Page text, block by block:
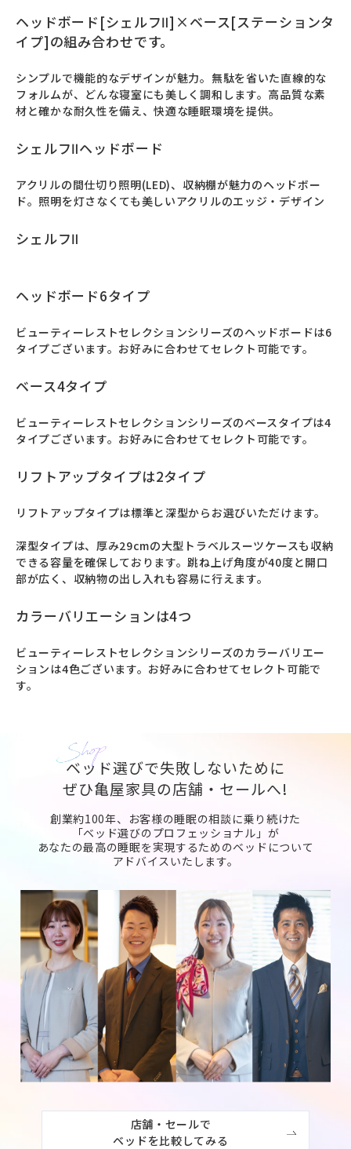
ヘッドボード[シェルフⅡ]×ベース[ステーションタ
イプ]の組み合わせです。
シンプルで機能的なデザインが魅力。無駄を省いた直線的な
フォルムが、どんな寝室にも美しく調和します。高品質な素
材と確かな耐久性を備え、快適な睡眠環境を提供。
シェルフⅡヘッドボード
アクリルの間仕切り照明(LED)、収納棚が魅力のヘッドボー
ド。照明を灯さなくても美しいアクリルのエッジ・デザイン
シェルフⅡ
ヘッドボード6タイプ
ビューティーレストセレクションシリーズのヘッドボードは6
タイプございます。お好みに合わせてセレクト可能です。
ベース4タイプ
ビューティーレストセレクションシリーズのベースタイプは4
タイプございます。お好みに合わせてセレクト可能です。
リフトアップタイプは2タイプ
リフトアップタイプは標準と深型からお選びいただけます。
深型タイプは、厚み29cmの大型トラベルスーツケースも収納
できる容量を確保しております。跳ね上げ角度が40度と開口
部が広く、収納物の出し入れも容易に行えます。
カラーバリエーションは4つ
ビューティーレストセレクションシリーズのカラーバリエー
ションは4色ございます。お好みに合わせてセレクト可能で
す。
ベッド選びで失敗しないために
ぜひ亀屋家具の店舗・セールへ!
創業約100年、お客様の睡眠の相談に乗り続けた
「ベッド選びのプロフェッショナル」が
あなたの最高の睡眠を実現するためのベッドについて
アドバイスいたします。
店舗・セールで
ベッドを比較してみる